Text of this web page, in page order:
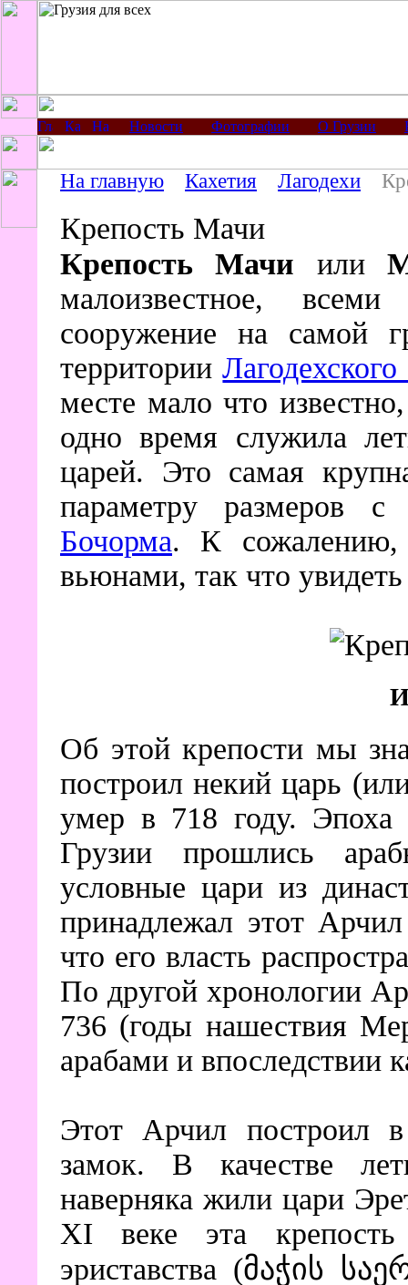
Новости Фотографии О Грузии
На главную Кахетия Лагодехи
Крепость Мачи
Крепость Мачи или
малоизвестное,
сооружение на самой
территории
месте мало что
одно время служила
царей. Это самая
параметру размеров
Бочорма. К сожалению,
вьюнами, так что
Об этой крепости мы
построил некий царь
умер в 718 году. Эпоха
Грузии прошлись
условные цари из
принадлежал этот
что его власть
По другой хронологии
736 (годы нашествия
арабами и впоследствии
Этот Арчил построил в
замок. В качестве
наверняка жили цари
XI веке эта крепость
эриставства (მაჭის